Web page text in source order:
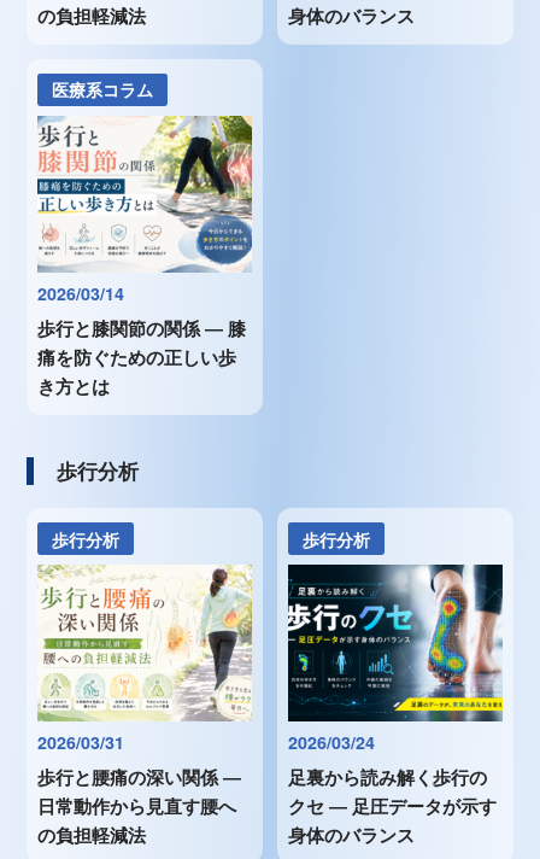
の負担軽減法
身体のバランス
医療系コラム
2026/03/14
歩行と膝関節の関係 ― 膝
痛を防ぐための正しい歩
き方とは
歩行分析
歩行分析
2026/03/31
歩行と腰痛の深い関係 ―
日常動作から見直す腰へ
の負担軽減法
歩行分析
2026/03/24
足裏から読み解く歩行の
クセ ― 足圧データが示す
身体のバランス